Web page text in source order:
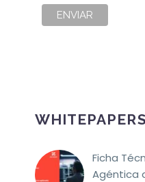
Ficha
Agéntica